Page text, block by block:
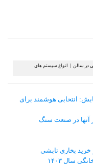
در سالن | انواع سیستم های
انتخابی هوشمند برای
آنها در صنعت سنگ
خرید بخاری تابشی
سال ۱۴۰۳